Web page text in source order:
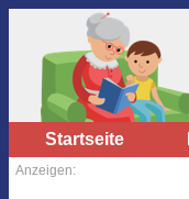
Startseite
Anzeigen: